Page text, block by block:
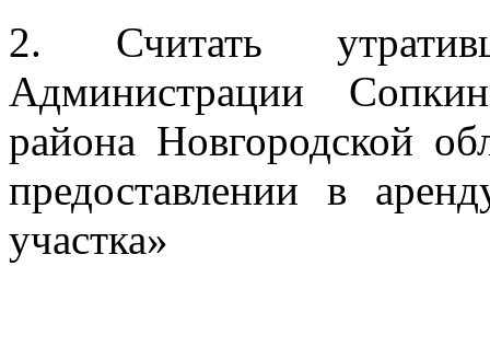
2. Считать
Администрации
района Новгородской
предоставлении в
участка»